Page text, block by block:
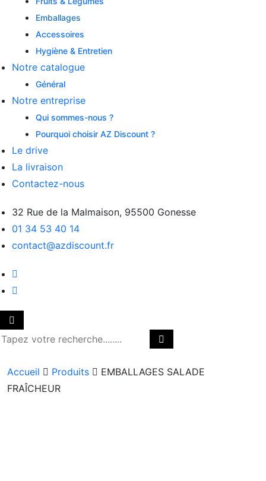
Emballages
Accessoires
Hygiène & Entretien
Notre catalogue
Général
Notre entreprise
Qui sommes-nous ?
Pourquoi choisir AZ Discount ?
Le drive
La livraison
Contactez-nous
32 Rue de la Malmaison, 95500 Gonesse
01 34 53 40 14
contact@azdiscount.fr
Accueil Produits
EMBALLAGES SALADE
FRAÎCHEUR